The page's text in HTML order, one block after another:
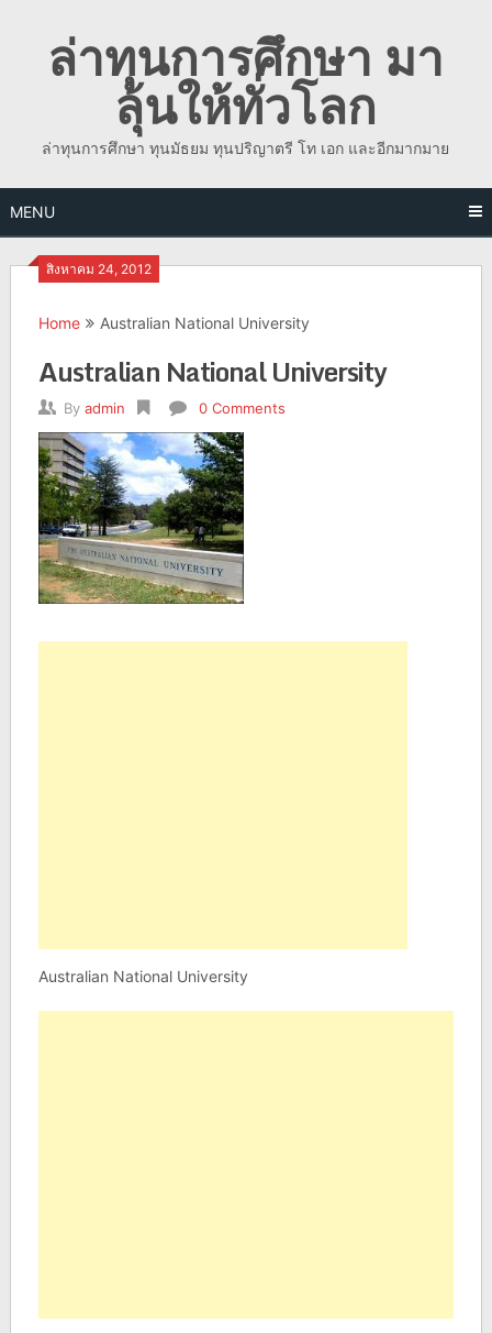
contentล่าทุนการศึกษา มา
ลุ้นให้ทั่วโลก
ล่าทุนการศึกษา ทุนมัธยม ทุนปริญาตรี โท เอก และอีกมากมาย
MENU
สิงหาคม 24, 2012
Home Australian National University
Australian National University
By admin 0 Comments
Australian National University